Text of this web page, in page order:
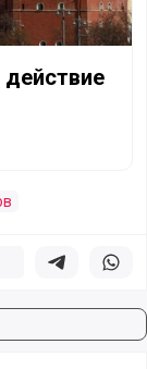
Поделиться в